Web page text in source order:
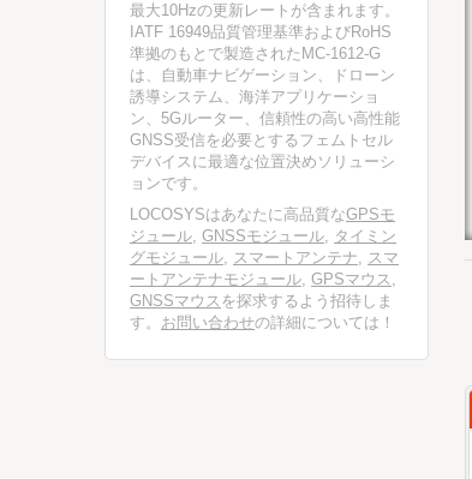
最大10Hzの更新レートが含まれます。
IATF 16949品質管理基準およびRoHS
準拠のもとで製造されたMC-1612-G
は、自動車ナビゲーション、ドローン
誘導システム、海洋アプリケーショ
ン、5Gルーター、信頼性の高い高性能
GNSS受信を必要とするフェムトセル
デバイスに最適な位置決めソリューシ
ョンです。
LOCOSYSはあなたに高品質なGPSモ
ジュール, GNSSモジュール, タイミン
グモジュール, スマートアンテナ, スマ
ートアンテナモジュール, GPSマウス ,
GNSSマウス を探求するよう招待しま
す。 お問い合わせの詳細については！